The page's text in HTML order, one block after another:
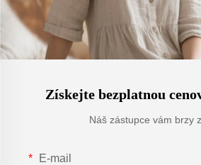
Získejte bezplatnou
Náš zástupce vám brzy
E-mail